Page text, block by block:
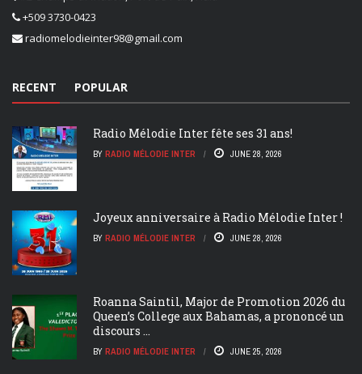
+509 3730-0423
radiomelodieinter98@gmail.com
RECENT POPULAR
Radio Mélodie Inter fête ses 31 ans!
BY RADIO MÉLODIE INTER JUNE 28, 2026
Joyeux anniversaire à Radio Mélodie Inter !
BY RADIO MÉLODIE INTER JUNE 28, 2026
Roanna Saintil, Major de Promotion 2026 du
Queen’s College aux Bahamas, a prononcé un
discours ...
BY RADIO MÉLODIE INTER JUNE 25, 2026